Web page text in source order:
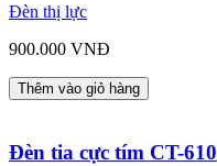
Đèn thị lực
900.000 VNĐ
Thêm vào giỏ hàng
Đèn tia cực tím CT-610